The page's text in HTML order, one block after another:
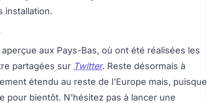
installation.
aux Pays-Bas, où ont été réalisées les
partagées sur Twitter. Reste désormais à
étendu au reste de l'Europe mais, puisque
pour bientôt. N'hésitez pas à lancer une